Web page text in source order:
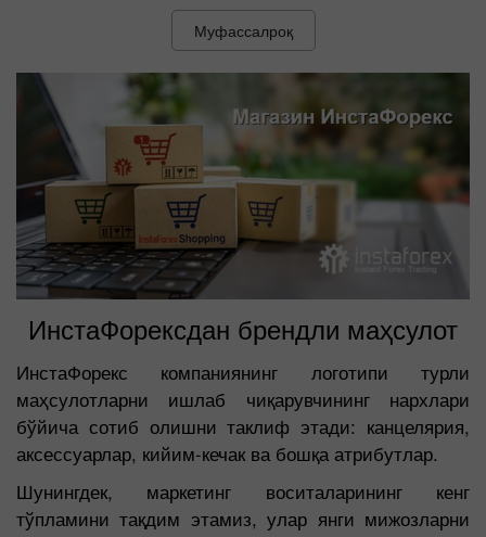
Муфассалроқ
ИнстаФорексдан брендли маҳсулот
ИнстаФорекс компаниянинг логотипи турли
маҳсулотларни ишлаб чиқарувчининг нархлари
бўйича сотиб олишни таклиф этади: канцелярия,
аксессуарлар, кийим-кечак ва бошқа атрибутлар.
Шунингдек, маркетинг воситаларининг кенг
тўпламини тақдим этамиз, улар янги мижозларни